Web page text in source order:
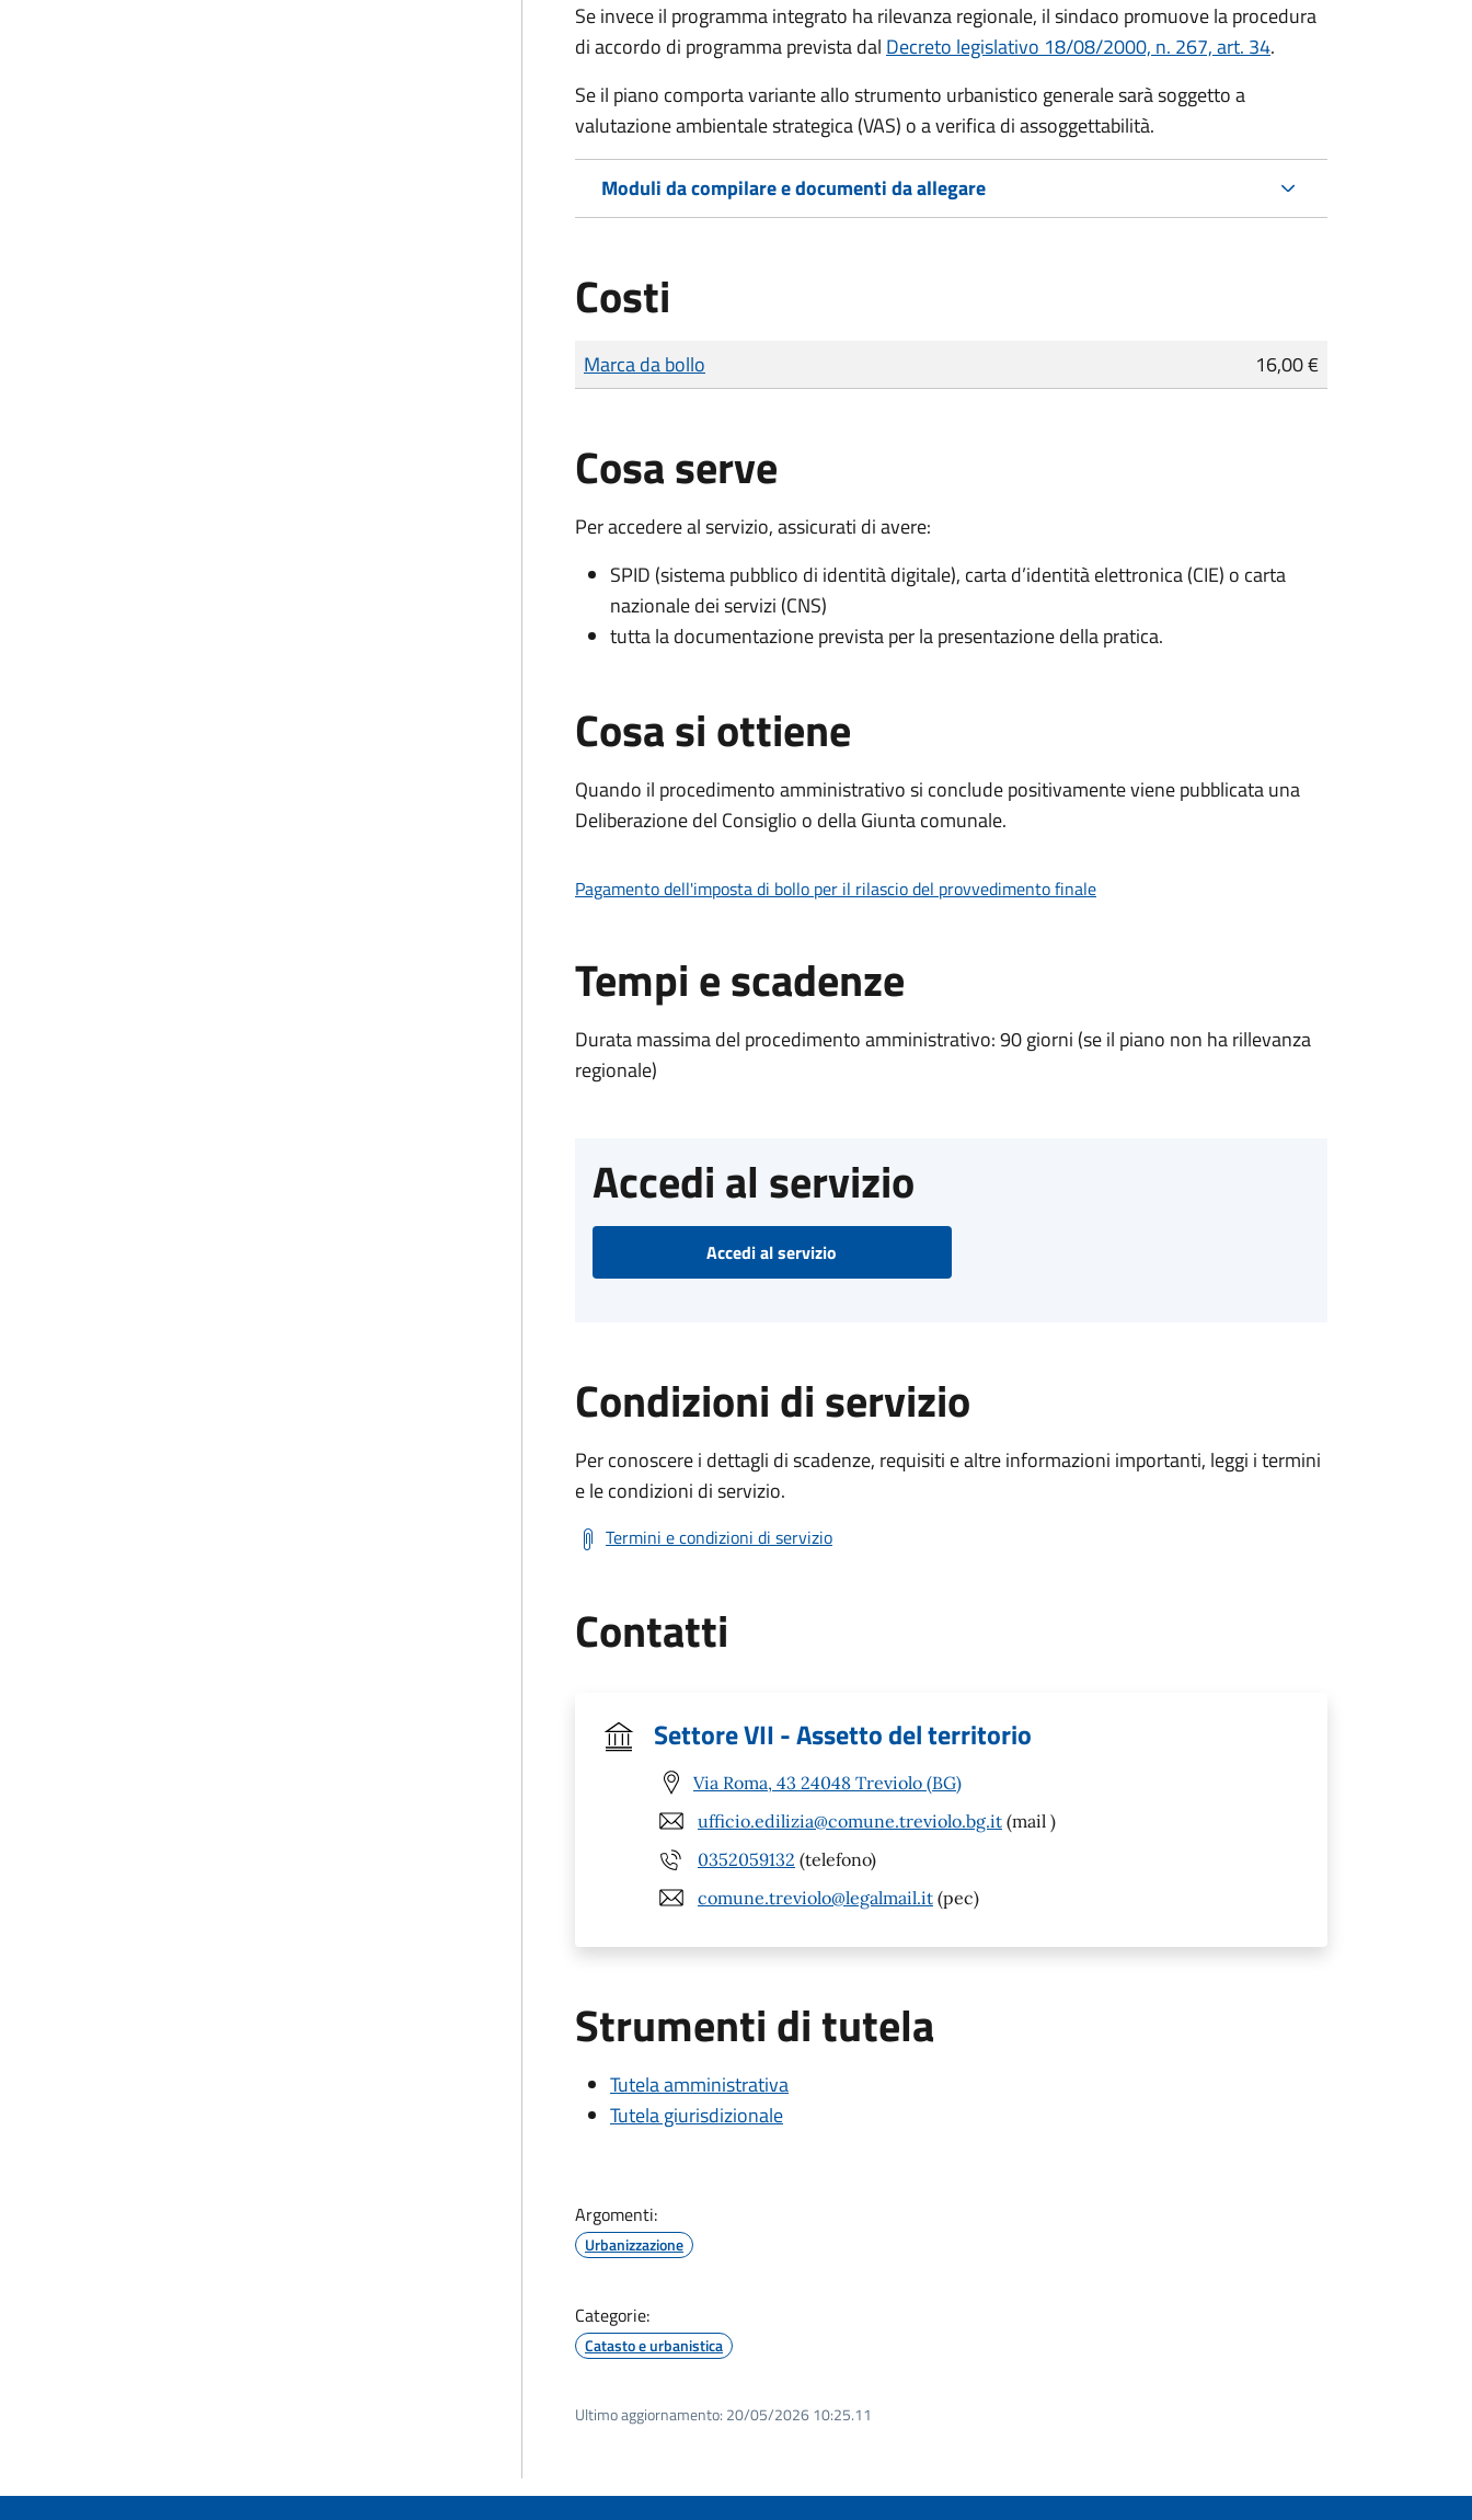
Se invece il programma integrato ha rilevanza regionale, il sindaco promuove la procedura
di accordo di programma prevista dal Decreto legislativo 18/08/2000, n. 267, art. 34.
Se il piano comporta variante allo strumento urbanistico generale sarà soggetto a
valutazione ambientale strategica (VAS) o a verifica di assoggettabilità.
Moduli da compilare e documenti da allegare
Costi
Tipo di pagamento
Importo
Marca da bollo 16,00 €
Cosa serve
Per accedere al servizio, assicurati di avere:
SPID (sistema pubblico di identità digitale), carta d’identità elettronica (CIE) o carta
nazionale dei servizi (CNS)
tutta la documentazione prevista per la presentazione della pratica.
Cosa si ottiene
Quando il procedimento amministrativo si conclude positivamente viene pubblicata una
Deliberazione del Consiglio o della Giunta comunale.
Pagamento dell'imposta di bollo per il rilascio del provvedimento finale
Tempi e scadenze
Durata massima del procedimento amministrativo: 90 giorni (se il piano non ha rillevanza
regionale)
Accedi al servizio
Accedi al servizio
Condizioni di servizio
Per conoscere i dettagli di scadenze, requisiti e altre informazioni importanti, leggi i termini
e le condizioni di servizio.
Termini e condizioni di servizio
Contatti
Settore VII - Assetto del territorio
Via Roma, 43 24048 Treviolo (BG)
ufficio.edilizia@comune.treviolo.bg.it (mail )
0352059132 (telefono)
comune.treviolo@legalmail.it (pec)
Strumenti di tutela
Tutela amministrativa
Tutela giurisdizionale
Argomenti:
Urbanizzazione
Categorie:
Catasto e urbanistica
Ultimo aggiornamento: 20/05/2026 10:25.11